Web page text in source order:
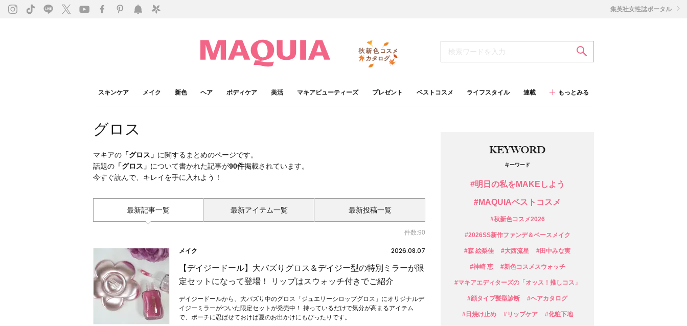
スキンケア メイク 新色 ヘア ボディケア 美活 マキアビューティーズ プレゼント ベストコスメ ライフスタイル 連載 もっとみる
集英社女性誌ポータル
グロス
マキアの 「グロス」 に関するまとめのページです。
話題の 「グロス」 について書かれた記事が90件掲載されています。
今すぐ読んで、キレイを手に入れよう！
最新記事一覧 最新アイテム一覧 最新投稿一覧
件数:90
メイク
2026.08.07
【デイジードール】大バズりグロス＆デイジー型の特別ミラーが限
定セットになって登場！ リップはスウォッチ付きでご紹介
デイジードールから、大バズり中のグロス「ジュエリーシロップグロス」にオリジナルデ
イジーミラーがついた限定セットが発売中！ 持っているだけで気分が高まるアイテム
で、ポーチに忍ばせておけば夏のお出かけにもぴったりです。
KEYWORD
キーワード
#明日の私をMAKEしよう
#MAQUIAベストコスメ
#秋新色コスメ2026
#2026SS新作ファンデ＆ベースメイク
#森 絵梨佳 #大西流星 #田中みな実
#神崎 恵 #新色コスメスウォッチ
#マキアエディターズの「オッス！推しコス」
#顔タイプ髪型診断 #ヘアカタログ
#日焼け止め #リップケア #化粧下地